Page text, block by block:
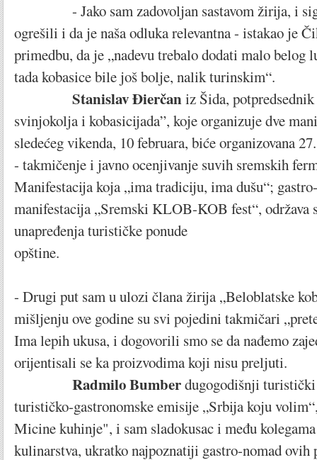
- Jako sam zadovoljan sastavom žirija, i
ogrešili i da je naša odluka relevantna - istakao je
primedbu, da je „nadevu trebalo dodati malo belog
tada kobasice bile još bolje, nalik turinskim“.
Stanislav Đierčaniz Šida,
svinjokolja i kobasicijada”, koje organizuje dve
sledećeg vikenda, 10 februara, biće organizovana
- takmičenje i javno ocenjivanje suvih sremskih
Manifestacija koja „ima tradiciju, ima dušu“;
manifestacija „Sremski KLOB-KOB fest“, održava
unapređenja turističke ponude
opštine.
- Drugi put sam u ulozi člana žirija „Beloblatske
mišljenju ove godine su svi pojedini takmičari
Ima lepih ukusa, i dogovorili smo se da nađemo
orijentisali se ka proizvodima koji nisu preljuti.
Radmilo Bumberdugogodišnji
turističko-gastronomske emisije „Srbija koju
Micine kuhinje", i sam sladokusac i među
kulinarstva, ukratko najpoznatiji gastro-nomad ovih